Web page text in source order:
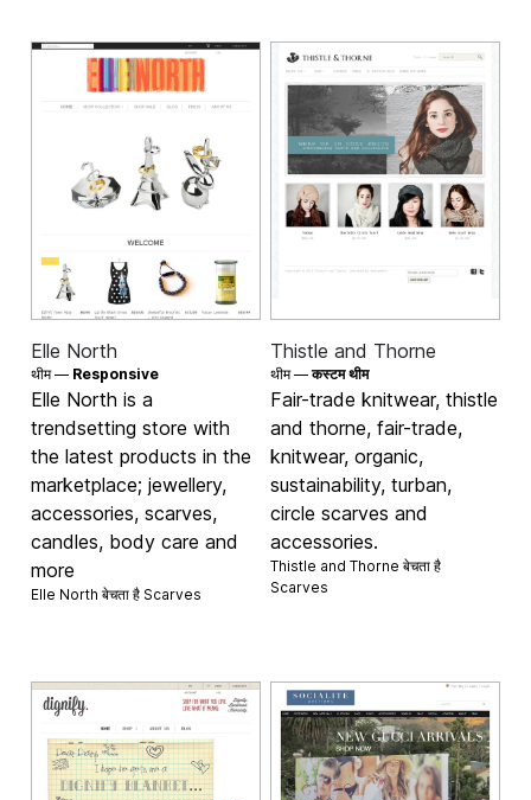
Elle North
थीम — Responsive
Elle North is a
trendsetting store with
the latest products in the
marketplace; jewellery,
accessories, scarves,
candles, body care and
more
Elle North बेचता है Scarves
Thistle and Thorne
थीम —कस्टम थीम
Fair-trade knitwear, thistle
and thorne, fair-trade,
knitwear, organic,
sustainability, turban,
circle scarves and
accessories.
Thistle and Thorne बेचता है
Scarves